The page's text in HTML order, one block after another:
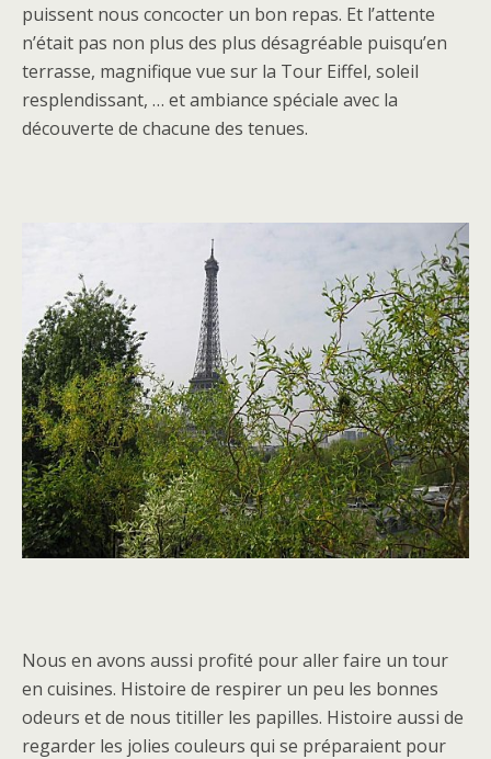
puissent nous concocter un bon repas. Et l’attente
n’était pas non plus des plus désagréable puisqu’en
terrasse, magnifique vue sur la Tour Eiffel, soleil
resplendissant, … et ambiance spéciale avec la
découverte de chacune des tenues.
Nous en avons aussi profité pour aller faire un tour
en cuisines. Histoire de respirer un peu les bonnes
odeurs et de nous titiller les papilles. Histoire aussi de
regarder les jolies couleurs qui se préparaient pour